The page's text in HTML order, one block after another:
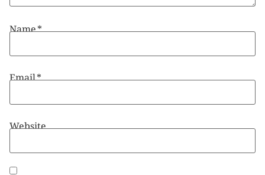
Name*
Email*
Website